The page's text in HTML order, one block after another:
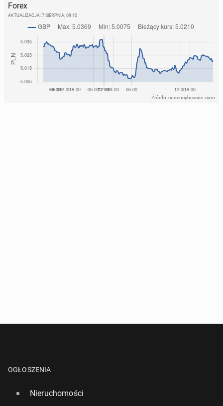
Forex
AKTUALIZACJA: 7 SIERPNIA, 09:10
Źródło: currencybeacon.com
OGŁOSZENIA
Nieruchomości